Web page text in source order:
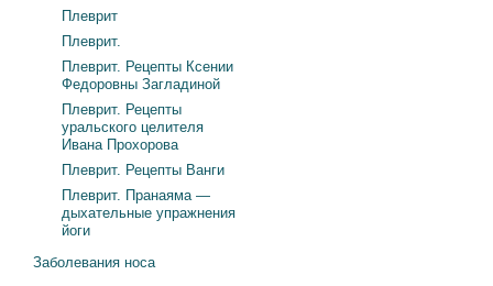
Плеврит
Плеврит.
Плеврит. Рецепты Ксении
Федоровны Загладиной
Плеврит. Рецепты
уральского целителя
Ивана Прохорова
Плеврит. Рецепты Ванги
Плеврит. Пранаяма —
дыхательные упражнения
йоги
Заболевания носа